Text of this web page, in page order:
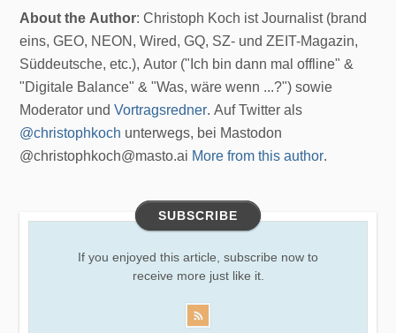
About the Author: Christoph Koch ist Journalist (brand
eins, GEO, NEON, Wired, GQ, SZ- und ZEIT-Magazin,
Süddeutsche, etc.), Autor ("Ich bin dann mal offline" &
"Digitale Balance" & "Was, wäre wenn ...?") sowie
Moderator undVortragsredner. Auf Twitter als
@christophkoch unterwegs, bei Mastodon
@christophkoch@masto.ai More from this author.
SUBSCRIBE
If you enjoyed this article, subscribe now to
receive more just like it.